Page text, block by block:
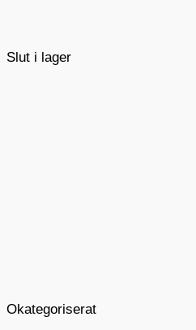
Slut i lager
Okategoriserat